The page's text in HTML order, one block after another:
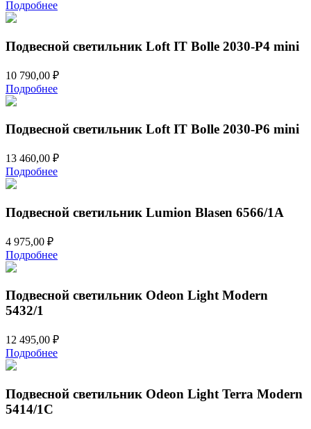
Подробнее
Подвесной светильник Loft IT Bolle 2030-P4 mini
10 790,00 ₽
Подробнее
Подвесной светильник Loft IT Bolle 2030-P6 mini
13 460,00 ₽
Подробнее
Подвесной светильник Lumion Blasen 6566/1A
4 975,00 ₽
Подробнее
Подвесной светильник Odeon Light Modern
5432/1
12 495,00 ₽
Подробнее
Подвесной светильник Odeon Light Terra Modern
5414/1C